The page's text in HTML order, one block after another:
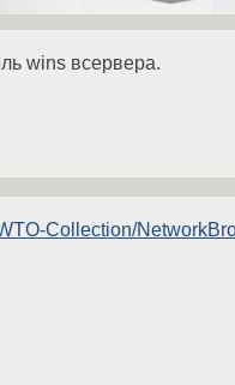
wins всервера.
Collection/